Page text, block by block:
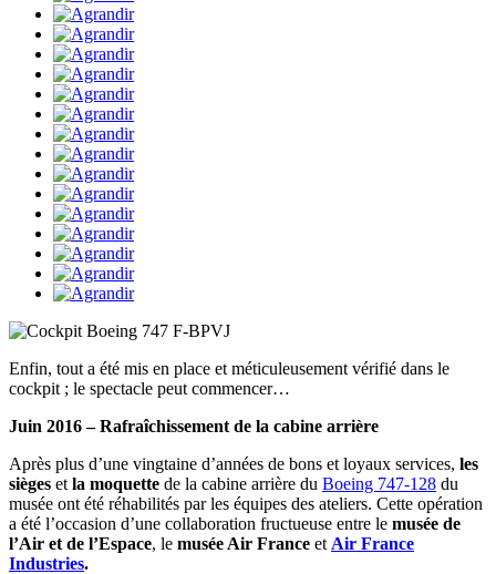
Enfin, tout a été mis en place et méticuleusement vérifié dans le
cockpit ; le spectacle peut commencer…
Juin 2016 – Rafraîchissement de la cabine arrière
Après plus d’une vingtaine d’années de bons et loyaux services, les
sièges et la moquette de la cabine arrière du Boeing 747-128 du
musée ont été réhabilités par les équipes des ateliers. Cette opération
a été l’occasion d’une collaboration fructueuse entre le musée de
l’Air et de l’Espace, le musée Air France et Air France
Industries.